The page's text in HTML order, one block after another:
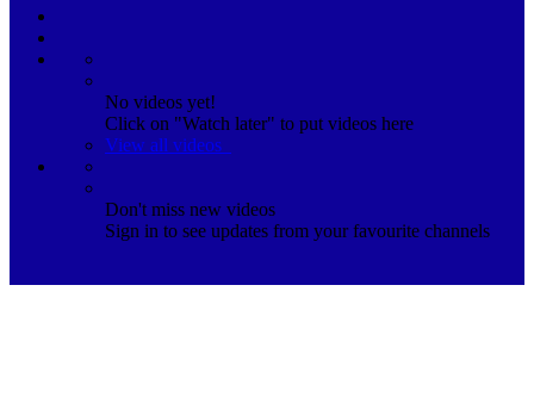
No videos yet!
Click on "Watch later" to put videos here
View all videos
Don't miss new videos
Sign in to see updates from your favourite channels